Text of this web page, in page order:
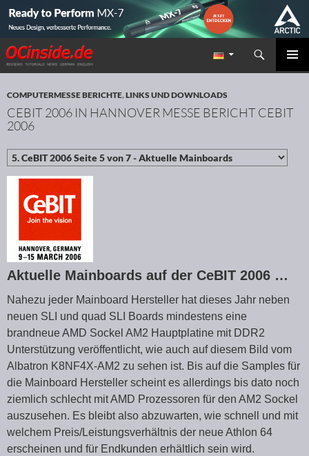
Redaktion ocinside.de PC Hardware Portal
Suchen
ZUM INHALT SPRINGEN
COMPUTERMESSE BERICHTE,LINKS UND DOWNLOADS
CEBIT 2006 IN HANNOVER MESSE BERICHT CEBIT
2006
Aktuelle Mainboards auf der CeBIT 2006 …
Nahezu jeder Mainboard Hersteller hat dieses Jahr neben
neuen SLI und quad SLI Boards mindestens eine
brandneue AMD Sockel AM2 Hauptplatine mit DDR2
Unterstützung veröffentlicht, wie auch auf diesem Bild vom
Albatron K8NF4X-AM2 zu sehen ist. Bis auf die Samples für
die Mainboard Hersteller scheint es allerdings bis dato noch
ziemlich schlecht mit AMD Prozessoren für den AM2 Sockel
auszusehen. Es bleibt also abzuwarten, wie schnell und mit
welchem Preis/Leistungsverhältnis der neue Athlon 64
erscheinen und für Endkunden erhältlich sein wird.